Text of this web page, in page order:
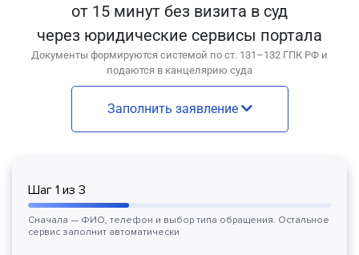
от 15 минут без визита в суд
через юридические сервисы портала
Документы формируются системой по ст. 131–132 ГПК РФ и
подаются в канцелярию суда
Заполнить заявление
Шаг 1 из 3
Сначала — ФИО, телефон и выбор типа обращения. Остальное
сервис заполнит автоматически